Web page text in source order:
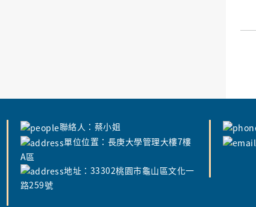
聯絡人：蔡小姐
單位位置：長庚大學管理大樓7樓
A區
地址：33302桃園市龜山區文化一
路259號